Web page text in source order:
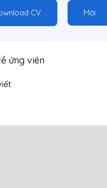
CV Mời
ứng viên